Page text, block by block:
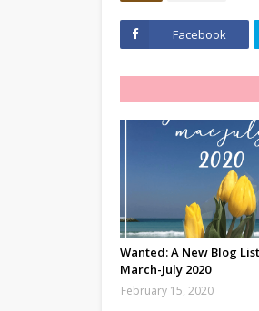
Facebook
Wanted: A New Blog
March-July 2020
February 15, 2020